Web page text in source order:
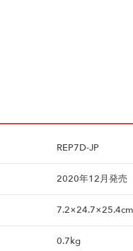
REP7D-JP
2020年12月発売
7.2×24.7×25.4cm
0.7kg